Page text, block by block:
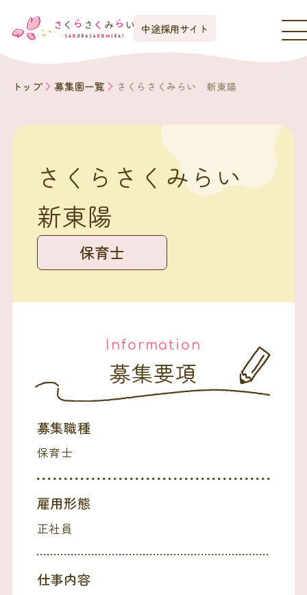
中途採用サイト
トップ 募集園一覧 さくらさくみらい 新東陽
さくらさくみらい
新東陽
保育士
Information
募集要項
募集職種
保育士
雇用形態
正社員
仕事内容